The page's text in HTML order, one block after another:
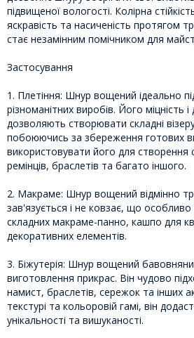
підвищеної вологості. Колірна
яскравість та насиченість протягом
стає незамінним помічником для
Застосування
1. Плетіння: Шнур вощений ідеально
різноманітних виробів. Його міцність і
дозволяють створювати складні
побоюючись за збереження готових
використовувати його для створення
ремінців, браслетів та багато іншого.
2. Макраме: Шнур вощений відмінно
зав'язується і не ковзає, що
складних макраме-панно, кашпо для
декоративних елементів.
3. Біжутерія: Шнур вощений
виготовлення прикрас. Він чудово
намист, браслетів, сережок та інших
текстурі та кольоровій гамі, він
унікальності та вишуканості.